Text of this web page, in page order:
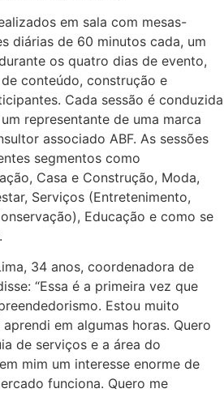
em sala com mesas-
diárias de 60 minutos cada, um
os quatro dias de evento,
conteúdo, construção e
Cada sessão é conduzida
representante de uma marca
associado ABF. As sessões
segmentos como
Casa e Construção, Moda,
Serviços (Entretenimento,
Educação e como se
34 anos, coordenadora de
“Essa é a primeira vez que
Estou muito
em algumas horas. Quero
de serviços e a área do
mim um interesse enorme de
funciona. Quero me